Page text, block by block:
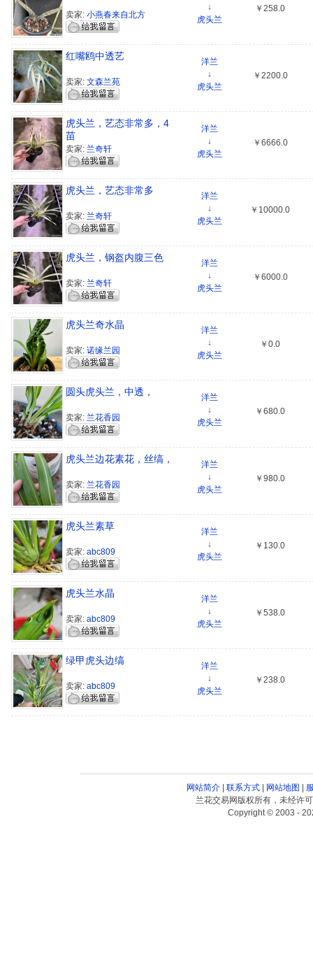
卖家: 小燕春来自北方
↓
虎头兰
￥258.0
红嘴鸥中透艺
卖家: 文森兰苑
洋兰
↓
虎头兰
￥2200.0
虎头兰，艺态非常多，4
苗
卖家: 兰奇轩
洋兰
↓
虎头兰
￥6666.0
虎头兰，艺态非常多
卖家: 兰奇轩
洋兰
↓
虎头兰
￥10000.0
虎头兰，钢盔内腹三色
卖家: 兰奇轩
洋兰
↓
虎头兰
￥6000.0
虎头兰奇水晶
卖家: 诺缘兰园
洋兰
↓
虎头兰
￥0.0
圆头虎头兰，中透，
卖家: 兰花香园
洋兰
↓
虎头兰
￥680.0
虎头兰边花素花，丝缟，
卖家: 兰花香园
洋兰
↓
虎头兰
￥980.0
虎头兰素草
卖家: abc809
洋兰
↓
虎头兰
￥130.0
虎头兰水晶
卖家: abc809
洋兰
↓
虎头兰
￥538.0
绿甲虎头边缟
卖家: abc809
洋兰
↓
虎头兰
￥238.0
网站简介| 联系方式| 网站地图
兰花交易网版权所有，未经许
Copyright © 2003 -